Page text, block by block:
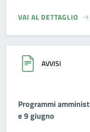
VAI AL DETTAGLIO
AVVISI
Programmi
e 9 giugno